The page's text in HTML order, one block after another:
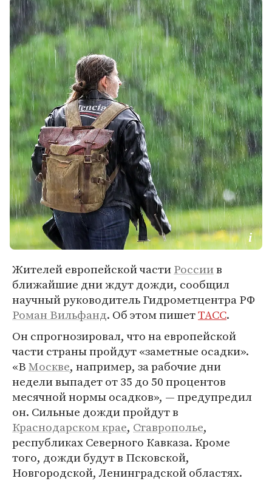
Жителей европейской частиРоссиив
ближайшие дни ждут дожди, сообщил
научный руководитель Гидрометцентра РФ
Роман Вильфанд. Об этом пишетТАСС.
Он спрогнозировал, что на европейской
части страны пройдут «заметные осадки».
«ВМоскве, например, за рабочие дни
недели выпадет от 35 до 50 процентов
месячной нормы осадков», — предупредил
он. Сильные дожди пройдут в
Краснодарском крае, Ставрополье,
республиках Северного Кавказа. Кроме
того, дожди будут в Псковской,
Новгородской, Ленинградской областях.